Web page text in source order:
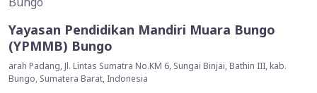
Yayasan Pendidikan Mandiri Muara Bungo
(YPMMB) Bungo
arah Padang, Jl. Lintas Sumatra No.KM 6, Sungai Binjai, Bathin III, kab.
Bungo, Sumatera Barat, Indonesia